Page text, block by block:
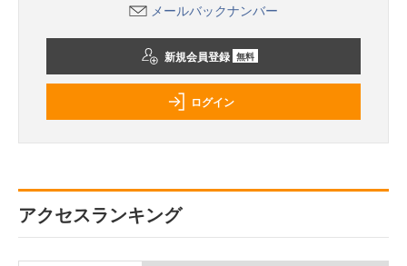
メールバックナンバー
新規会員登録 無料
ログイン
アクセスランキング